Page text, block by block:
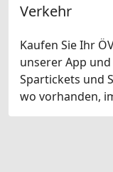
Verkehr
Kaufen Sie Ihr
unserer App
Spartickets und
wo vorhanden,